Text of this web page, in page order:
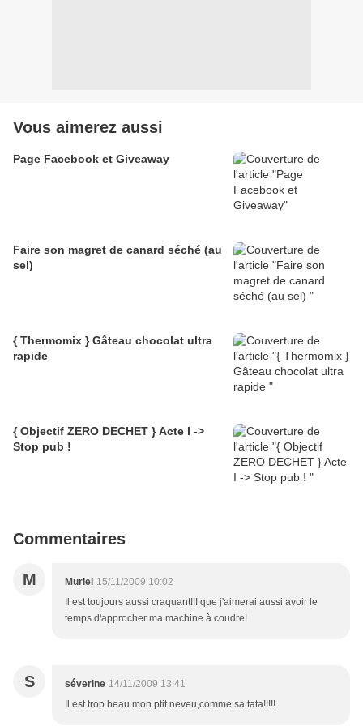
Vous aimerez aussi
Page Facebook et Giveaway
Faire son magret de canard séché (au
sel)
{ Thermomix } Gâteau chocolat ultra
rapide
{ Objectif ZERO DECHET } Acte I ->
Stop pub !
Commentaires
M Muriel 15/11/2009 10:02
Il est toujours aussi craquant!!! que j'aimerai aussi avoir le
temps d'approcher ma machine à coudre!
S séverine 14/11/2009 13:41
Il est trop beau mon ptit neveu,comme sa tata!!!!!